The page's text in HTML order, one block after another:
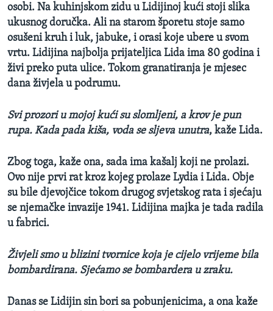
osobi. Na kuhinjskom zidu u Lidijinoj kući stoji slika
ukusnog doručka. Ali na starom šporetu stoje samo
osušeni kruh i luk, jabuke, i orasi koje ubere u svom
vrtu. Lidijina najbolja prijateljica Lida ima 80 godina i
živi preko puta ulice. Tokom granatiranja je mjesec
dana živjela u podrumu.
Svi prozori u mojoj kući su slomljeni, a krov je pun
rupa. Kada pada kiša, voda se sljeva unutra, kaže Lida.
Zbog toga, kaže ona, sada ima kašalj koji ne prolazi.
Ovo nije prvi rat kroz kojeg prolaze Lydia i Lida. Obje
su bile djevojčice tokom drugog svjetskog rata i sjećaju
se njemačke invazije 1941. Lidijina majka je tada radila
u fabrici.
Živjeli smo u blizini tvornice koja je cijelo vrijeme bila
bombardirana. Sjećamo se bombardera u zraku.
Danas se Lidijin sin bori sa pobunjenicima, a ona kaže